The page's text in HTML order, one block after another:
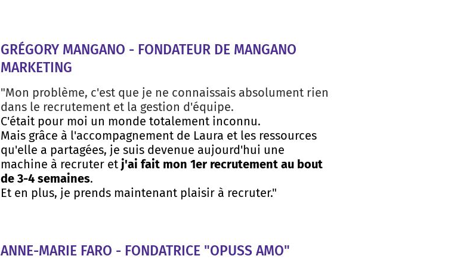
GRÉGORY MANGANO - FONDATEUR DE MANGANO
MARKETING
"Mon problème, c'est que je ne connaissais absolument rien
dans le recrutement et la gestion d'équipe.
C'était pour moi un monde totalement inconnu.
Mais grâce à l'accompagnement de Laura et les ressources
qu'elle a partagées, je suis devenue aujourd'hui une
machine à recruter et j'ai fait mon 1er recrutement au bout
de 3-4 semaines.
Et en plus, je prends maintenant plaisir à recruter."
ANNE-MARIE FARO - FONDATRICE "OPUSS AMO"